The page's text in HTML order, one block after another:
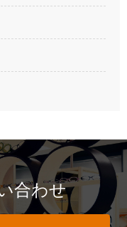
合わせ